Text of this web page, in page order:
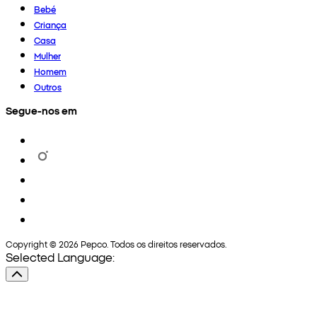
Bebé
Criança
Casa
Mulher
Homem
Outros
Segue-nos em
Copyright © 2026 Pepco. Todos os direitos reservados.
Selected Language: